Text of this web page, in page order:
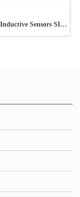
AECO | Inductive Sensors SI8-C1 PNP NO H1 S